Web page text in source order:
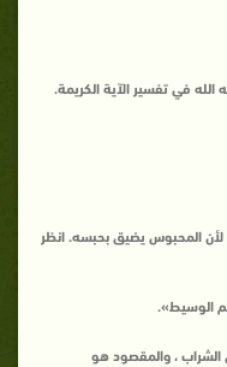
المحبوس يضيق بحبسه. انظر
الوسيط».
الشراب ، والمقصود هو